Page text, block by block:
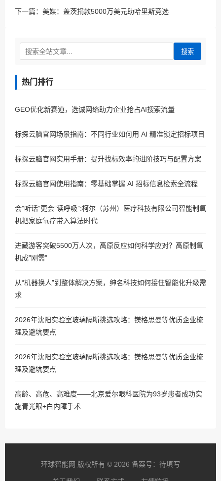
下一篇： 美媒：盖茨捐款5000万美元助哈里斯竞选
搜索
热门排行
GEO优化新赛道，选诚网络助力企业抢占AI搜索流量
标探云脑官网场景指南：不同行业如何用 AI 精准锁定招标项目
标探云脑官网实用手册：提升找标效率的进阶技巧与配置方案
标探云脑官网使用指南：零基础掌握 AI 招标信息检索全流程
会”听话”更会”读呼吸”:柯尔（苏州）医疗科技有限公司智能制氧
机把家庭氧疗带入算法时代
进藏游客突破5500万人次，高原反应如何科学应对？高原制氧
机成”刚需”
从“机器换人”到整体解决方案，绅名科技如何接住智能化升级需
求
2026年沈阳实验室玻璃隔断挑选攻略：镁格思曼等优质企业梳
理及避坑要点
2026年沈阳实验室玻璃隔断挑选攻略：镁格思曼等优质企业梳
理及避坑要点
高龄、高危、高难度——北京爱尔眼科医院为93岁患者成功实
施青光眼+白内障手术
环球智能网 版权所有 © 2026 备案号：待填写